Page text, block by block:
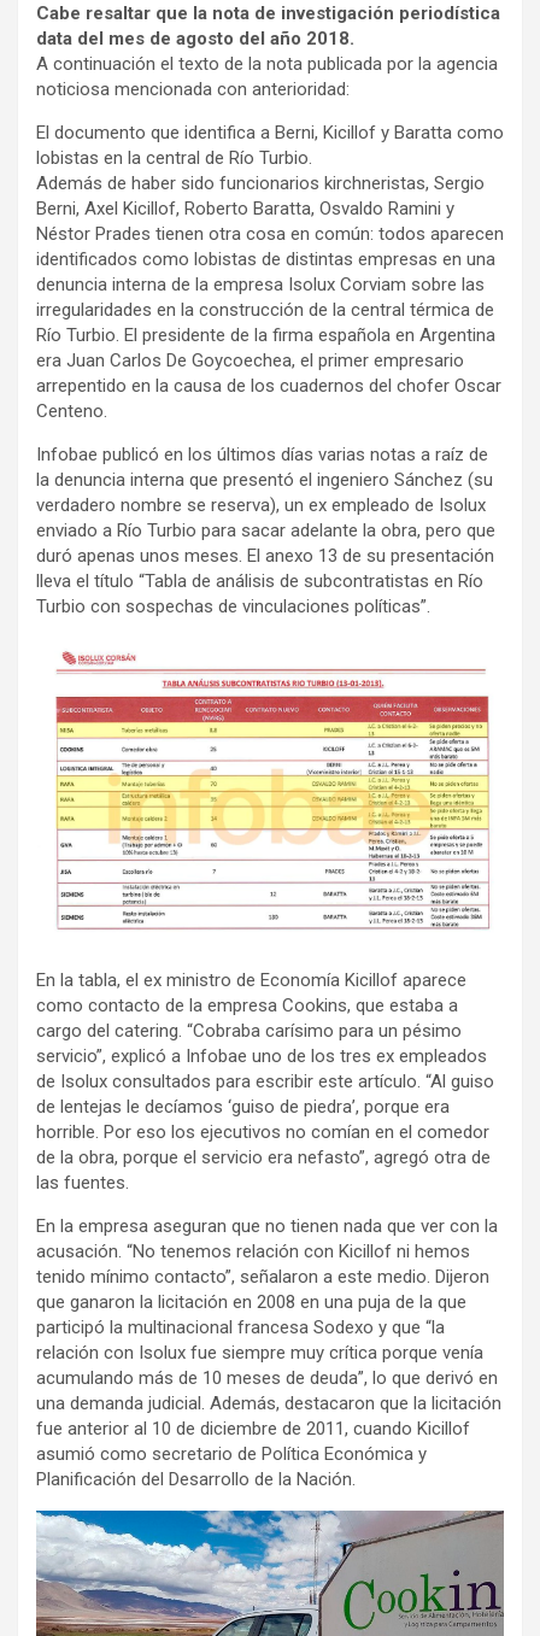
Cabe resaltar que la nota de investigación periodística
data del mes de agosto del año 2018.
A continuación el texto de la nota publicada por la agencia
noticiosa mencionada con anterioridad:
El documento que identifica a Berni, Kicillof y Baratta como
lobistas en la central de Río Turbio.
Además de haber sido funcionarios kirchneristas, Sergio
Berni, Axel Kicillof, Roberto Baratta, Osvaldo Ramini y
Néstor Prades tienen otra cosa en común: todos aparecen
identificados como lobistas de distintas empresas en una
denuncia interna de la empresa Isolux Corviam sobre las
irregularidades en la construcción de la central térmica de
Río Turbio. El presidente de la firma española en Argentina
era Juan Carlos De Goycoechea, el primer empresario
arrepentido en la causa de los cuadernos del chofer Oscar
Centeno.
Infobae publicó en los últimos días varias notas a raíz de
la denuncia interna que presentó el ingeniero Sánchez (su
verdadero nombre se reserva), un ex empleado de Isolux
enviado a Río Turbio para sacar adelante la obra, pero que
duró apenas unos meses. El anexo 13 de su presentación
lleva el título “Tabla de análisis de subcontratistas en Río
Turbio con sospechas de vinculaciones políticas”.
En la tabla, el ex ministro de Economía Kicillof aparece
como contacto de la empresa Cookins, que estaba a
cargo del catering. “Cobraba carísimo para un pésimo
servicio”, explicó a Infobae uno de los tres ex empleados
de Isolux consultados para escribir este artículo. “Al guiso
de lentejas le decíamos ‘guiso de piedra’, porque era
horrible. Por eso los ejecutivos no comían en el comedor
de la obra, porque el servicio era nefasto”, agregó otra de
las fuentes.
En la empresa aseguran que no tienen nada que ver con la
acusación. “No tenemos relación con Kicillof ni hemos
tenido mínimo contacto”, señalaron a este medio. Dijeron
que ganaron la licitación en 2008 en una puja de la que
participó la multinacional francesa Sodexo y que “la
relación con Isolux fue siempre muy crítica porque venía
acumulando más de 10 meses de deuda”, lo que derivó en
una demanda judicial. Además, destacaron que la licitación
fue anterior al 10 de diciembre de 2011, cuando Kicillof
asumió como secretario de Política Económica y
Planificación del Desarrollo de la Nación.